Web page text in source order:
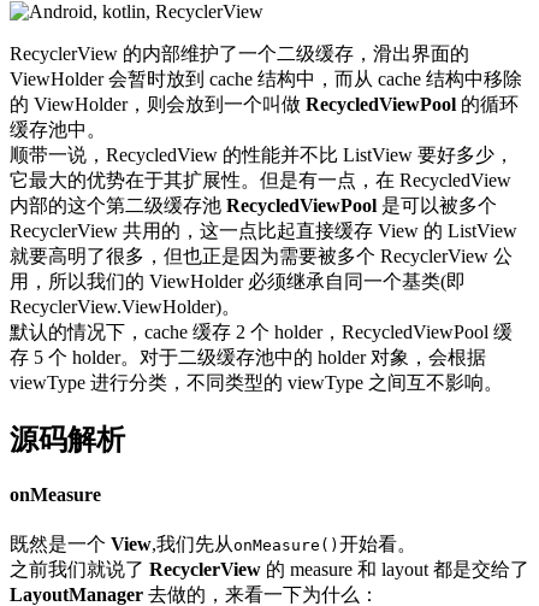
RecyclerView 的内部维护了一个二级缓存，滑出界面的
ViewHolder 会暂时放到 cache 结构中，而从 cache 结构中移除
的 ViewHolder，则会放到一个叫做 RecycledViewPool 的循环
缓存池中。
顺带一说，RecycledView 的性能并不比 ListView 要好多少，
它最大的优势在于其扩展性。但是有一点，在 RecycledView
内部的这个第二级缓存池 RecycledViewPool 是可以被多个
RecyclerView 共用的，这一点比起直接缓存 View 的 ListView
就要高明了很多，但也正是因为需要被多个 RecyclerView 公
用，所以我们的 ViewHolder 必须继承自同一个基类(即
RecyclerView.ViewHolder)。
默认的情况下，cache 缓存 2 个 holder，RecycledViewPool 缓
存 5 个 holder。对于二级缓存池中的 holder 对象，会根据
viewType 进行分类，不同类型的 viewType 之间互不影响。
源码解析
onMeasure
既然是一个 View,我们先从onMeasure() 开始看。
之前我们就说了 RecyclerView 的 measure 和 layout 都是交给了
LayoutManager 去做的，来看一下为什么：